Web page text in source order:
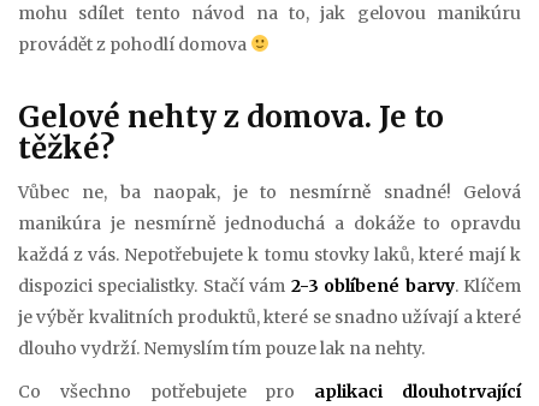
mohu sdílet tento návod na to, jak gelovou manikúru
provádět z pohodlí domova
Gelové nehty z domova. Je to
těžké?
Vůbec ne, ba naopak, je to nesmírně snadné! Gelová
manikúra je nesmírně jednoduchá a dokáže to opravdu
každá z vás. Nepotřebujete k tomu stovky laků, které mají k
dispozici specialistky. Stačí vám 2-3 oblíbené barvy. Klíčem
je výběr kvalitních produktů, které se snadno užívají a které
dlouho vydrží. Nemyslím tím pouze lak na nehty.
Co všechno potřebujete pro aplikaci dlouhotrvající